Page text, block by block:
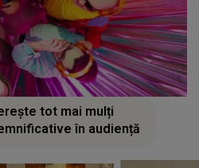
tot mai mulți
în audiență